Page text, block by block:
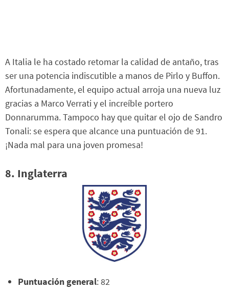
A Italia le ha costado retomar la calidad de antaño, tras
ser una potencia indiscutible a manos de Pirlo y Buffon.
Afortunadamente, el equipo actual arroja una nueva luz
gracias a Marco Verrati y el increíble portero
Donnarumma. Tampoco hay que quitar el ojo de Sandro
Tonali: se espera que alcance una puntuación de 91.
¡Nada mal para una joven promesa!
8. Inglaterra
Puntuación general: 82